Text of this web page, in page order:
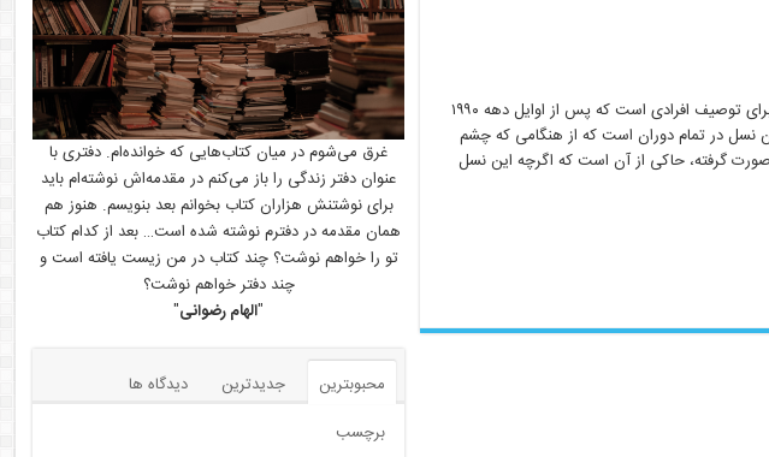
مقدمه نسل گوگل (Google Generation)، یک اصطلاح جالب برای توصیف افرادی است که پس از اوایل دهه ۱۹۹۰
نسل در تمام دوران است که از هنگامی که چشم
گرفته، حاکی از آن است که اگرچه این نسل
غرق می‌شوم در میان کتاب‌هایی که خوانده‌ام. دفتری با
عنوان دفتر زندگی را باز می‌کنم در مقدمه‌اش نوشته‌ام باید
برای نوشتنش هزاران کتاب بخوانم بعد بنویسم. هنوز هم
همان مقدمه در دفترم نوشته شده است… بعد از کدام کتاب
تو را خواهم نوشت؟ چند کتاب در من زیست یافته است و
چند دفتر خواهم نوشت؟
"الهام رضوانی"
محبوبترین جدیدترین
دیدگاه ها
برچسب